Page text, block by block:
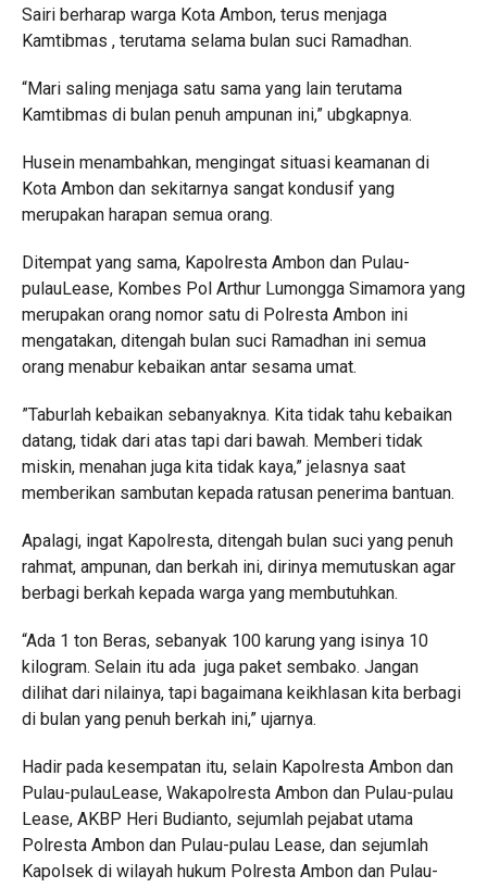
Sairi berharap warga Kota Ambon, terus menjaga
Kamtibmas , terutama selama bulan suci Ramadhan.
“Mari saling menjaga satu sama yang lain terutama
Kamtibmas di bulan penuh ampunan ini,” ubgkapnya.
Husein menambahkan, mengingat situasi keamanan di
Kota Ambon dan sekitarnya sangat kondusif yang
merupakan harapan semua orang.
Ditempat yang sama, Kapolresta Ambon dan Pulau-
pulauLease, Kombes Pol Arthur Lumongga Simamora yang
merupakan orang nomor satu di Polresta Ambon ini
mengatakan, ditengah bulan suci Ramadhan ini semua
orang menabur kebaikan antar sesama umat.
”Taburlah kebaikan sebanyaknya. Kita tidak tahu kebaikan
datang, tidak dari atas tapi dari bawah. Memberi tidak
miskin, menahan juga kita tidak kaya,” jelasnya saat
memberikan sambutan kepada ratusan penerima bantuan.
Apalagi, ingat Kapolresta, ditengah bulan suci yang penuh
rahmat, ampunan, dan berkah ini, dirinya memutuskan agar
berbagi berkah kepada warga yang membutuhkan.
“Ada 1 ton Beras, sebanyak 100 karung yang isinya 10
kilogram. Selain itu ada juga paket sembako. Jangan
dilihat dari nilainya, tapi bagaimana keikhlasan kita berbagi
di bulan yang penuh berkah ini,” ujarnya.
Hadir pada kesempatan itu, selain Kapolresta Ambon dan
Pulau-pulauLease, Wakapolresta Ambon dan Pulau-pulau
Lease, AKBP Heri Budianto, sejumlah pejabat utama
Polresta Ambon dan Pulau-pulau Lease, dan sejumlah
Kapolsek di wilayah hukum Polresta Ambon dan Pulau-